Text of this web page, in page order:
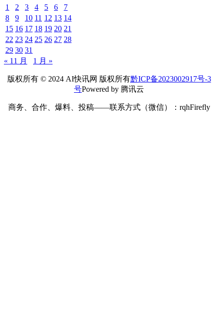
1
2 3 4 5 6
7
8
9 10 11 12 13 14
15 16 17 18 19 20 21
22 23 24 25 26 27 28
29 30 31
« 11 月
1 月 »
版权所有 © 2024 AI快讯网 版权所有黔ICP备2023002917号-3
号Powered by 腾讯云
商务、合作、爆料、投稿——联系方式（微信）：rqhFirefly